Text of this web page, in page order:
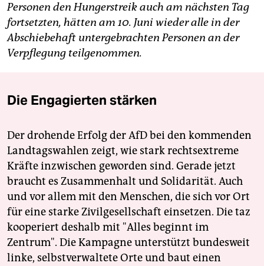
Personen den Hungerstreik auch am nächsten Tag
fortsetzten, hätten am 10. Juni wieder alle in der
Abschiebehaft untergebrachten Personen an der
Verpflegung teilgenommen.
Die Engagierten stärken
Der drohende Erfolg der AfD bei den kommenden
Landtagswahlen zeigt, wie stark rechtsextreme
Kräfte inzwischen geworden sind. Gerade jetzt
braucht es Zusammenhalt und Solidarität. Auch
und vor allem mit den Menschen, die sich vor Ort
für eine starke Zivilgesellschaft einsetzen. Die taz
kooperiert deshalb mit "Alles beginnt im
Zentrum". Die Kampagne unterstützt bundesweit
linke, selbstverwaltete Orte und baut einen